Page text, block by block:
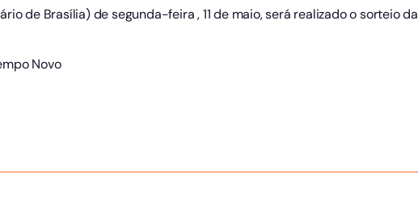
de Brasília) de segunda-feira , 11 de maio, será realizado o sorteio
Novo